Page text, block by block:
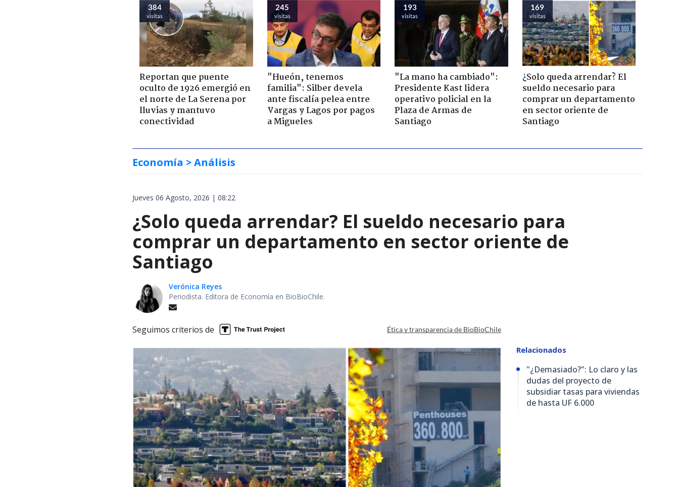
384
visitas
Reportan que puente
oculto de 1926 emergió en
el norte de La Serena por
lluvias y mantuvo
conectividad
245
visitas
"Hueón, tenemos
familia": Silber devela
ante fiscalía pelea entre
Vargas y Lagos por pagos
a Migueles
193
visitas
"La mano ha cambiado":
Presidente Kast lidera
operativo policial en la
Plaza de Armas de
Santiago
169
visitas
¿Solo queda arrendar? El
sueldo necesario para
comprar un departamento
en sector oriente de
Santiago
Economía > Análisis
Jueves 06 Agosto, 2026 | 08:22
¿Solo queda arrendar? El sueldo necesario para
comprar un departamento en sector oriente de
Santiago
Verónica Reyes
Periodista. Editora de Economía en BioBioChile.
Seguimos criterios de Ética y transparencia de BioBioChile
Relacionados
"¿Demasiado?": Lo claro y las
dudas del proyecto de
subsidiar tasas para viviendas
de hasta UF 6.000